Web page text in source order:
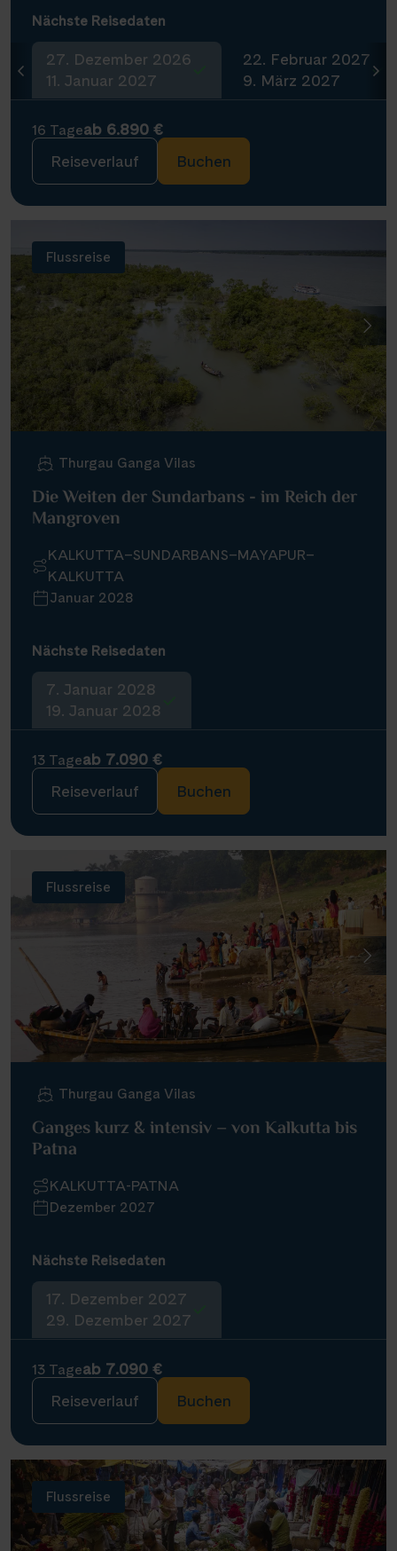
Nächste Reisedaten
27. Dezember 2026
11. Januar 2027
22. Februar 2027
9. März 2027
16 Tageab 6.890 €
Reiseverlauf
Buchen
Flussreise
Thurgau Ganga Vilas
Die Weiten der Sundarbans - im Reich der
Mangroven
KALKUTTA–SUNDARBANS–MAYAPUR–
KALKUTTA
Januar 2028
Nächste Reisedaten
7. Januar 2028
19. Januar 2028
13 Tageab 7.090 €
Reiseverlauf
Buchen
Flussreise
Thurgau Ganga Vilas
Ganges kurz & intensiv – von Kalkutta bis
Patna
KALKUTTA-PATNA
Dezember 2027
Nächste Reisedaten
17. Dezember 2027
29. Dezember 2027
13 Tageab 7.090 €
Reiseverlauf
Buchen
Flussreise